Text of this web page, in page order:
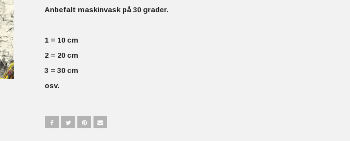
Anbefalt maskinvask på 30 grader.
1 = 10 cm
2 = 20 cm
3 = 30 cm
osv.